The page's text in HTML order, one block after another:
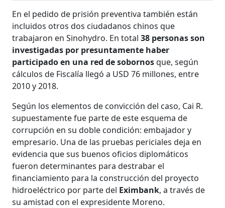
En el pedido de prisión preventiva también están
incluidos otros dos ciudadanos chinos que
trabajaron en Sinohydro. En total38 personas son
investigadas por presuntamente haber
participado en una red de sobornosque, según
cálculos de Fiscalía llegó a USD 76 millones, entre
2010 y 2018.
Según los elementos de convicción del caso, Cai R.
supuestamente fue parte de este esquema de
corrupción en su doble condición: embajador y
empresario. Una de las pruebas periciales deja en
evidencia que sus buenos oficios diplomáticos
fueron determinantes para destrabar el
financiamiento para la construcción del proyecto
hidroeléctrico por parte del Eximbank, a través de
su amistad con el expresidente Moreno.